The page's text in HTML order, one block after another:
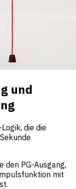
und
die die
den PG-Ausgang,
mit